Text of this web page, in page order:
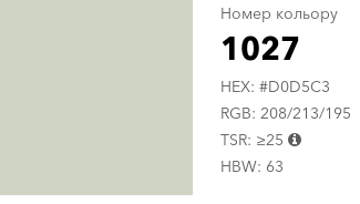
Номер кольору
1027
HEX: #D0D5C3
RGB: 208/213/195
TSR: ≥25
HBW: 63